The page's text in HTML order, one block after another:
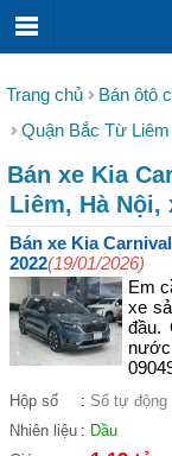
Trang chủ Bán ôtô
Quận Bắc Từ Liêm
Bán xe Kia
Liêm, Hà
Bán xe Kia
2022(19/01/2026)
Em
xe
đầu.
Hộp số : Số tự động
Nhiên liệu : Dầu